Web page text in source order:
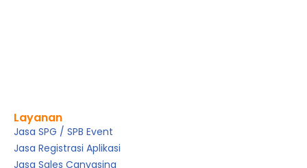
Layanan
Jasa SPG / SPB Event
Jasa Registrasi Aplikasi
Jasa Sales Canvasing